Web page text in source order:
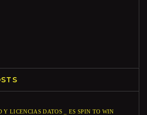
Y LICENCIAS DATOS _ ES SPIN TO WIN